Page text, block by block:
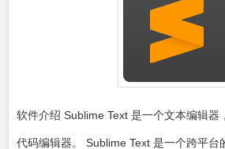
软件介绍 Sublime Text 是一个文本编辑器
代码编辑器。 Sublime Text 是一个跨平台